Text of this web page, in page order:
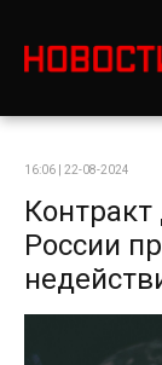
16:06 | 22-08-2024
России